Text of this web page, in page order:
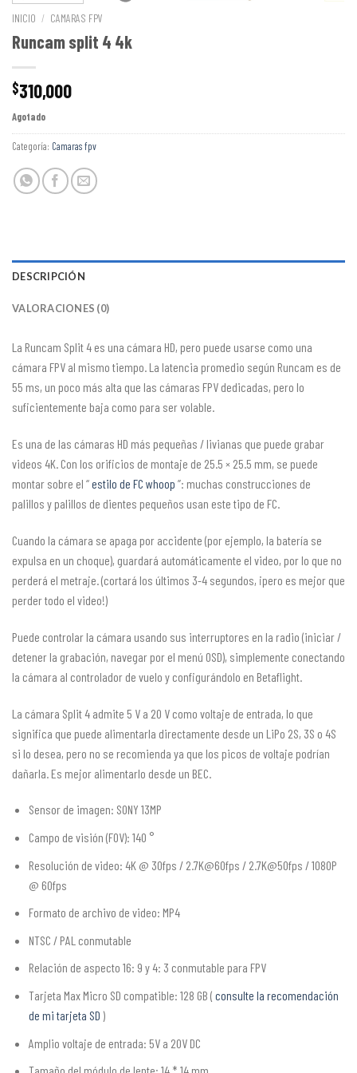
INICIO / CAMARAS FPV
Runcam split 4 4k
$310,000
Agotado
Categoría: Camaras fpv
DESCRIPCIÓN
VALORACIONES (0)
La Runcam Split 4 es una cámara HD, pero puede usarse como una
cámara FPV al mismo tiempo. La latencia promedio según Runcam es de
55 ms, un poco más alta que las cámaras FPV dedicadas, pero lo
suficientemente baja como para ser volable.
Es una de las cámaras HD más pequeñas / livianas que puede grabar
videos 4K. Con los orificios de montaje de 25.5 × 25.5 mm, se puede
montar sobre el “estilo de FC whoop ”: muchas construcciones de
palillos y palillos de dientes pequeños usan este tipo de FC.
Cuando la cámara se apaga por accidente (por ejemplo, la batería se
expulsa en un choque), guardará automáticamente el video, por lo que no
perderá el metraje. (cortará los últimos 3-4 segundos, ¡pero es mejor que
perder todo el video!)
Puede controlar la cámara usando sus interruptores en la radio (iniciar /
detener la grabación, navegar por el menú OSD), simplemente conectando
la cámara al controlador de vuelo y configurándolo en Betaflight.
La cámara Split 4 admite 5 V a 20 V como voltaje de entrada, lo que
significa que puede alimentarla directamente desde un LiPo 2S, 3S o 4S
si lo desea, pero no se recomienda ya que los picos de voltaje podrían
dañarla. Es mejor alimentarlo desde un BEC.
Sensor de imagen: SONY 13MP
Campo de visión (FOV): 140 °
Resolución de video: 4K @ 30fps / 2.7K@60fps / 2.7K@50fps / 1080P
@ 60fps
Formato de archivo de video: MP4
NTSC / PAL conmutable
Relación de aspecto 16: 9 y 4: 3 conmutable para FPV
Tarjeta Max Micro SD compatible: 128 GB ( consulte la recomendación
de mi tarjeta SD )
Amplio voltaje de entrada: 5V a 20V DC